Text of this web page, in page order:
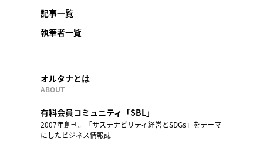
記事一覧
執筆者一覧
オルタナとは
ABOUT
有料会員コミュニティ「SBL」
2007年創刊。「サステナビリティ経営とSDGs」をテーマ
にしたビジネス情報誌